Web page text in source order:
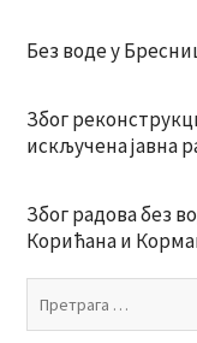
Без воде у
Због
искључена јавна
Због радова без
Корићана и